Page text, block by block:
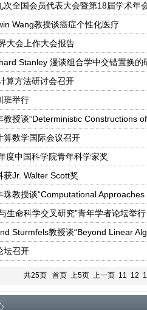
次全国会员代表大会暨第18届学术年
Wang教授谈癌症个性化医疗
大会上作大会报告
Stanley 漫谈组合学中交错置换的
算方法研讨会召开
班举行
授谈“Deterministic Constructions of
算数学国际会议召开
度中国科学院青年科学家奖
Jr. Walter Scott奖
教授谈“Computational Approaches
生命科学交叉研究”青年学者论坛举行
Sturmfels教授谈“Beyond Linear
坛召开
共25页 首页 上5页 上一页 11 12